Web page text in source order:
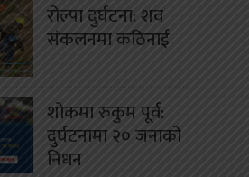
रोल्पा दुर्घटना: शव
संकलनमा कठिनाई
शोकमा रुकुम पूर्व:
दुर्घटनामा २० जनाको
निधन